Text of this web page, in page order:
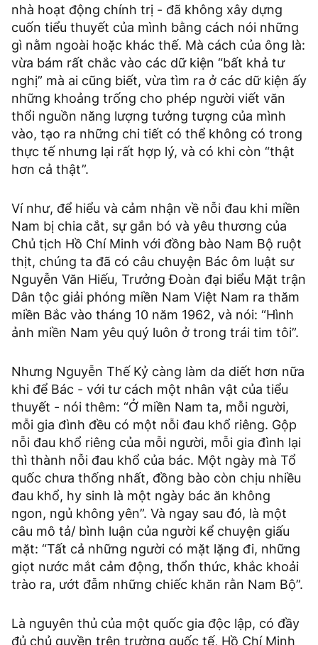
nhà hoạt động chính trị - đã không xây dựng
cuốn tiểu thuyết của mình bằng cách nói những
gì nằm ngoài hoặc khác thế. Mà cách của ông là:
vừa bám rất chắc vào các dữ kiện “bất khả tư
nghị” mà ai cũng biết, vừa tìm ra ở các dữ kiện ấy
những khoảng trống cho phép người viết văn
thổi nguồn năng lượng tưởng tượng của mình
vào, tạo ra những chi tiết có thể không có trong
thực tế nhưng lại rất hợp lý, và có khi còn “thật
hơn cả thật”.
Ví như, để hiểu và cảm nhận về nỗi đau khi miền
Nam bị chia cắt, sự gắn bó và yêu thương của
Chủ tịch Hồ Chí Minh với đồng bào Nam Bộ ruột
thịt, chúng ta đã có câu chuyện Bác ôm luật sư
Nguyễn Văn Hiếu, Trưởng Đoàn đại biểu Mặt trận
Dân tộc giải phóng miền Nam Việt Nam ra thăm
miền Bắc vào tháng 10 năm 1962, và nói: “Hình
ảnh miền Nam yêu quý luôn ở trong trái tim tôi”.
Nhưng Nguyễn Thế Kỷ càng làm da diết hơn nữa
khi để Bác - với tư cách một nhân vật của tiểu
thuyết - nói thêm: “Ở miền Nam ta, mỗi người,
mỗi gia đình đều có một nỗi đau khổ riêng. Gộp
nỗi đau khổ riêng của mỗi người, mỗi gia đình lại
thì thành nỗi đau khổ của bác. Một ngày mà Tổ
quốc chưa thống nhất, đồng bào còn chịu nhiều
đau khổ, hy sinh là một ngày bác ăn không
ngon, ngủ không yên”. Và ngay sau đó, là một
câu mô tả/ bình luận của người kể chuyện giấu
mặt: “Tất cả những người có mặt lặng đi, những
giọt nước mắt cảm động, thổn thức, khắc khoải
trào ra, ướt đẫm những chiếc khăn rằn Nam Bộ”.
Là nguyên thủ của một quốc gia độc lập, có đầy
đủ chủ quyền trên trường quốc tế, Hồ Chí Minh